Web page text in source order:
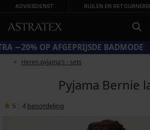
ADVIESDIENST RUILEN EN
CODE SUN20 = EXTRA −20% OP
Heren pyjama’s - sets
Pyjama Bernie
5 4 beoordeling